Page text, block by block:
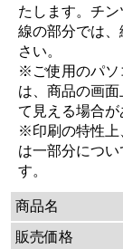
たします。チ
線の部分では
さい。
※ご使用のパソ
は、商品の画
て見える場合が
※印刷の特性上
は一部分につ
す。
商品名
販売価格